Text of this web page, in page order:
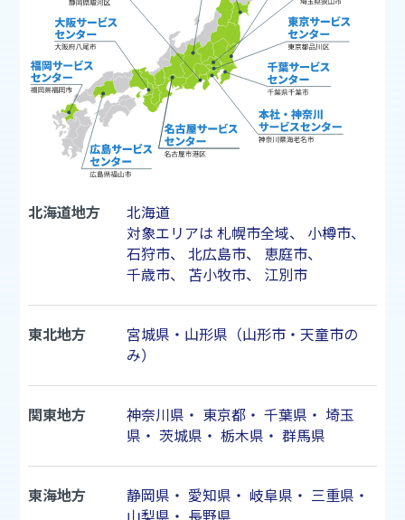
北海道地方
北海道
対象エリアは 札幌市全域、 小樽市、
石狩市、 北広島市、 恵庭市、
千歳市、 苫小牧市、 江別市
東北地方
宮城県・山形県（山形市・天童市の
み）
関東地方 神奈川県 ・ 東京都・ 千葉県 ・ 埼玉
県 ・ 茨城県 ・ 栃木県 ・ 群馬県
東海地方 静岡県 ・ 愛知県 ・ 岐阜県 ・ 三重県 ・